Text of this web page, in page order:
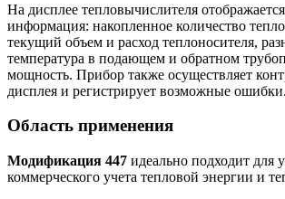
На дисплее тепловычислителя
информация: накопленное количество
текущий объем и расход теплоносителя,
температура в подающем и обратном
мощность. Прибор также осуществляет
дисплея и регистрирует возможные ошибки.
Область применения
Модификация 447 идеально подходит для
коммерческого учета тепловой энергии и